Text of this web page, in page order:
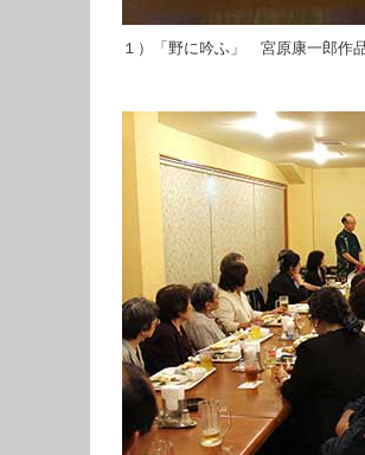
１）「野に吟ふ」 宮原康一郎作